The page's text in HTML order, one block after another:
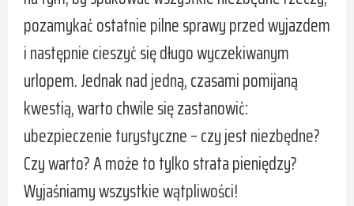
pozamykać ostatnie pilne sprawy przed wyjazdem
i następnie cieszyć się długo wyczekiwanym
urlopem. Jednak nad jedną, czasami pomijaną
kwestią, warto chwile się zastanowić:
ubezpieczenie turystyczne – czy jest niezbędne?
Czy warto? A może to tylko strata pieniędzy?
Wyjaśniamy wszystkie wątpliwości!